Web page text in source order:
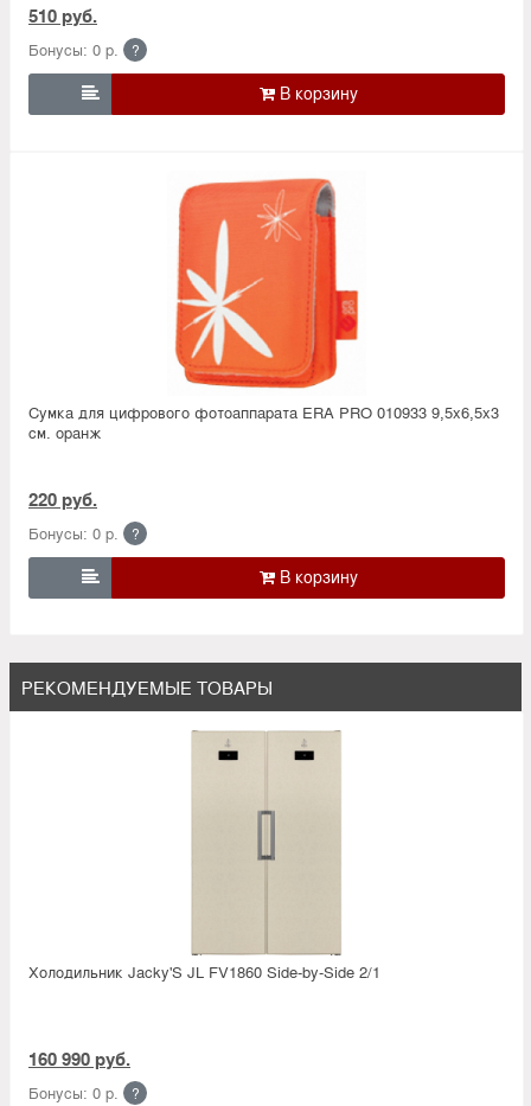
510 руб.
Бонусы: 0 р. ?

Сумка для цифрового фотоаппарата ERA PRO 010933 9,5х6,5х3
см. оранж
220 руб.
Бонусы: 0 р. ?

РЕКОМЕНДУЕМЫЕ ТОВАРЫ
Холодильник Jacky'S JL FV1860 Side-by-Side 2/1
160 990 руб.
Бонусы: 0 р. ?